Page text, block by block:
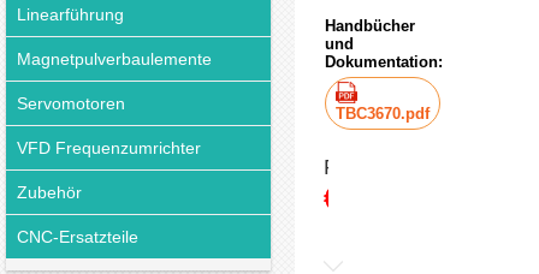
Linearführung
Magnetpulverbaulemente
Servomotoren
VFD Frequenzumrichter
Zubehör
CNC-Ersatzteile
Handbücher
und
Dokumentation:
TBC3670.pdf
Preis:
€387.67